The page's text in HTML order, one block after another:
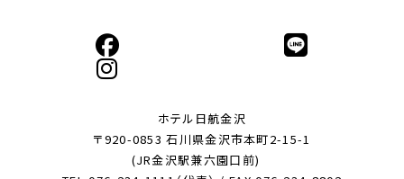
ホテル日航金沢
〒920-0853 石川県金沢市本町2-15-1
(JR金沢駅兼六園口前)